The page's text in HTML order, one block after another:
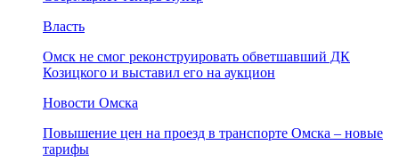
Власть
Омск не смог реконструировать обветшавший ДК
Козицкого и выставил его на аукцион
Новости Омска
Повышение цен на проезд в транспорте Омска – новые
тарифы